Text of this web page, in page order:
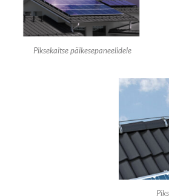
Piksekaitse päikesepaneelidele